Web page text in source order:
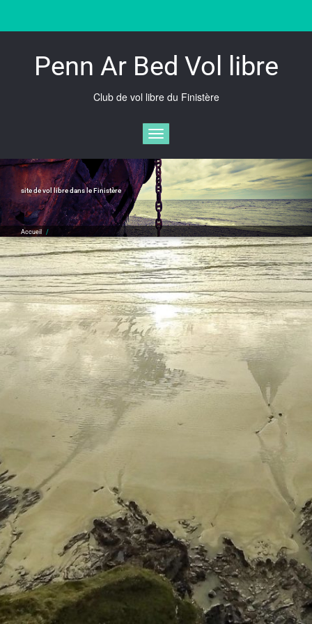
content
Penn Ar Bed Vol libre
Club de vol libre du Finistère
Afficher/masquer la navigation
site de vol libre dans le Finistère
Accueil /